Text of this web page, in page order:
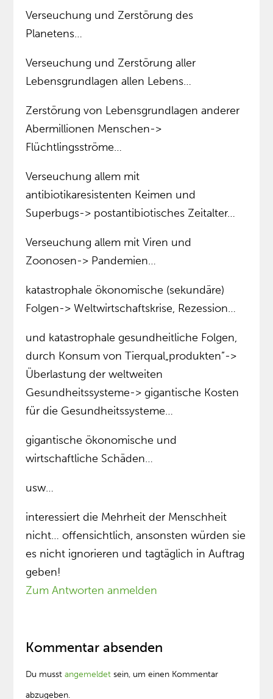
Verseuchung und Zerstörung des
Planetens…
Verseuchung und Zerstörung aller
Lebensgrundlagen allen Lebens…
Zerstörung von Lebensgrundlagen anderer
Abermillionen Menschen->
Flüchtlingsströme…
Verseuchung allem mit
antibiotikaresistenten Keimen und
Superbugs-> postantibiotisches Zeitalter…
Verseuchung allem mit Viren und
Zoonosen-> Pandemien…
katastrophale ökonomische (sekundäre)
Folgen-> Weltwirtschaftskrise, Rezession…
und katastrophale gesundheitliche Folgen,
durch Konsum von Tierqual„produkten”->
Überlastung der weltweiten
Gesundheitssysteme-> gigantische Kosten
für die Gesundheitssysteme…
gigantische ökonomische und
wirtschaftliche Schäden…
usw…
interessiert die Mehrheit der Menschheit
nicht… offensichtlich, ansonsten würden sie
es nicht ignorieren und tagtäglich in Auftrag
geben!
Zum Antworten anmelden
Kommentar absenden
Du musstangemeldet sein, um einen Kommentar
abzugeben.